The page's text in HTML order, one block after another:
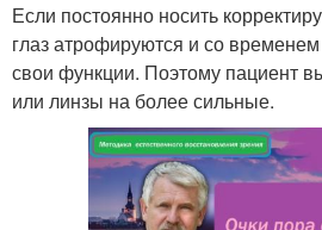
Если постоянно носить
глаз атрофируются и со
свои функции. Поэтому пациент
или линзы на более сильные.